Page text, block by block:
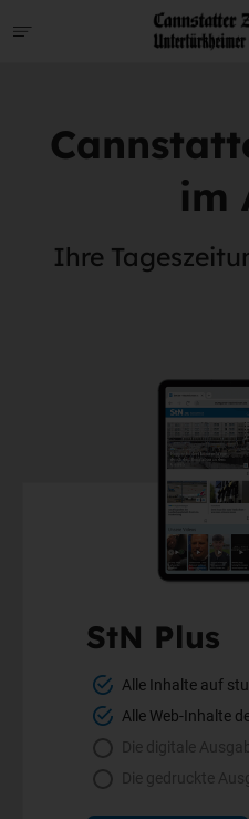
im
Ihre
StN Plus
Alle Inhalte auf
Alle Web-Inhalte
Die digitale
Die gedruckte